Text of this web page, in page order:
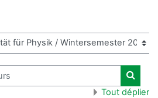
Tout déplier